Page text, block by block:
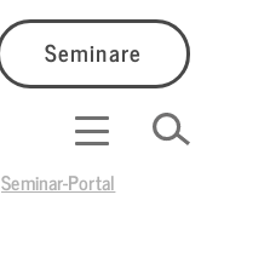
Seminare
Seminar-Portal